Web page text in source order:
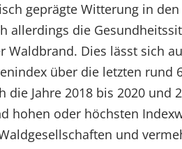
geprägte Witterung in den
allerdings die
Waldbrand. Dies lässt sich
über die letzten rund
Jahre 2018 bis 2020 und
hohen oder höchsten
und